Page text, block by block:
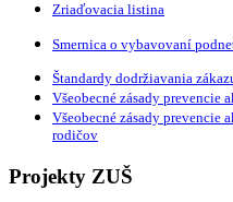
Zriaďovacia listina
Smernica o vybavovaní
Štandardy dodržiavania
Všeobecné zásady prevencie
Všeobecné zásady prevencie
rodičov
Projekty ZUŠ